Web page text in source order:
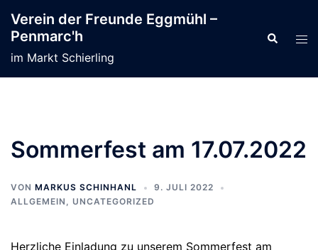
Inhalt
springen
Verein der Freunde Eggmühl –
Penmarc'h
im Markt Schierling
Suche
Sommerfest am 17.07.2022
VON MARKUS SCHINHANL
9. JULI 2022
ALLGEMEIN , UNCATEGORIZED
Herzliche Einladung zu unserem Sommerfest am